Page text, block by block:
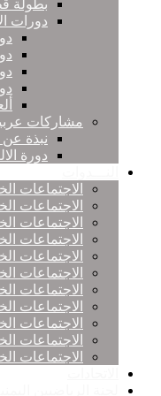
بطولة
دورات
مشاركات
نبذة عن
دورة
الاجتماعات
الاجتماعات
الاجتماعات
الاجتماعات
الاجتماعات
الاجتماعات
الاجتماعات
الاجتماعات
الاجتماعات
الاجتماعات
الاجتماعات